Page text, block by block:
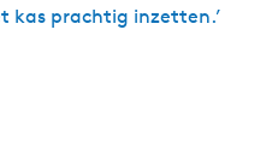
kas prachtig inzetten.’